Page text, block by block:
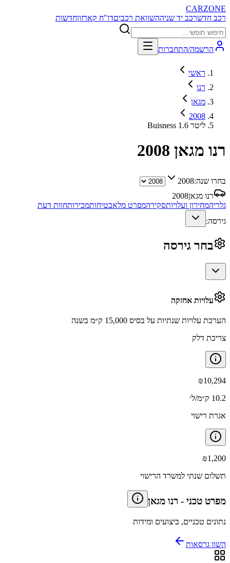
CARZONE
רכב חדשרכב יד שניההשוואת רכביםדו"ח קארזוןחדשות
הרשמה/התחברות
ראשי
רנו
מגאן
2008
Buisness 1.6 ליטר
רנו מגאן 2008
בחרו שנה:2008
רנו מגאן2008
גלריהמחירון ועלויותסקירהמפרט מלאבטיחותמכירותחוות דעת
גירסה:
בחר גירסה
עלויות אחזקה
הערכת עלויות שנתיות על בסיס 15,000 ק״מ בשנה
צריכת דלק
₪10,294
10.2 ק״מ/ל׳
אגרת רישוי
₪1,200
תשלום שנתי למשרד הרישוי
מפרט טכני - רנו מגאן
נתונים טכניים, ביצועים ומידות
השוו גרסאות